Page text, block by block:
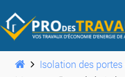
Isolation des portes